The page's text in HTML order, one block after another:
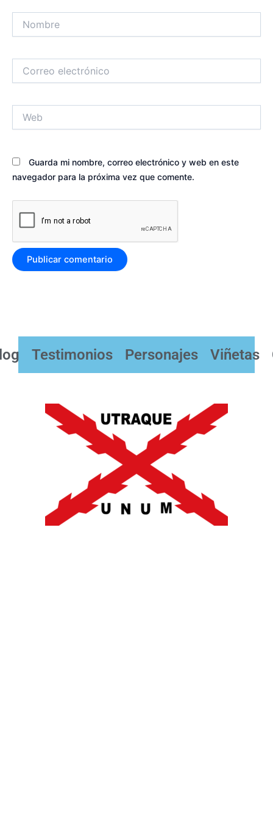
electrónico
Guarda mi nombre, correo electrónico y web en este
navegador para la próxima vez que comente.
Testimonios Personajes Viñetas